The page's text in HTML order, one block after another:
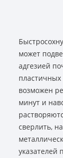
может
адгезией
пластичных
возможен
минут и
сверлить,
указателей